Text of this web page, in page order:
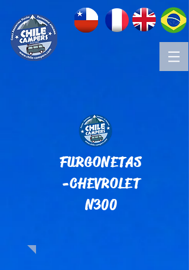
FURGONETAS
-CHEVROLET
N300